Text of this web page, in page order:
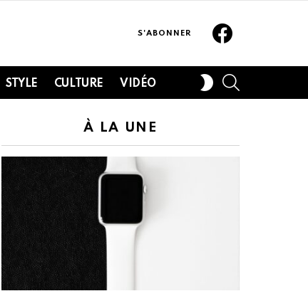
S'ABONNER
STYLE CULTURE VIDÉO
SWITCH
SKIN
À LA UNE